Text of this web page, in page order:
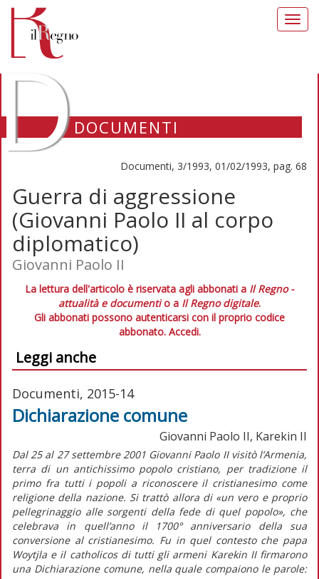
DOCUMENTI
Documenti, 3/1993, 01/02/1993, pag. 68
Guerra di aggressione
(Giovanni Paolo II al corpo
diplomatico)
Giovanni Paolo II
La lettura dell'articolo è riservata agli abbonati a Il Regno -
attualità e documentio a Il Regno digitale.
Gli abbonati possono autenticarsi con il proprio codice
abbonato. Accedi.
Leggi anche
Documenti, 2015-14
Dichiarazione comune
Giovanni Paolo II, Karekin II
Dal 25 al 27 settembre 2001 Giovanni Paolo II visitò l’Armenia,
terra di un antichissimo popolo cristiano, per tradizione il
primo fra tutti i popoli a riconoscere il cristianesimo come
religione della nazione. Si trattò allora di «un vero e proprio
pellegrinaggio alle sorgenti della fede di quel popolo», che
celebrava in quell’anno il 1700° anniversario della sua
conversione al cristianesimo. Fu in quel contesto che papa
Woytjla e il catholicos di tutti gli armeni Karekin II firmarono
una Dichiarazione comune, nella quale compaiono le parole: